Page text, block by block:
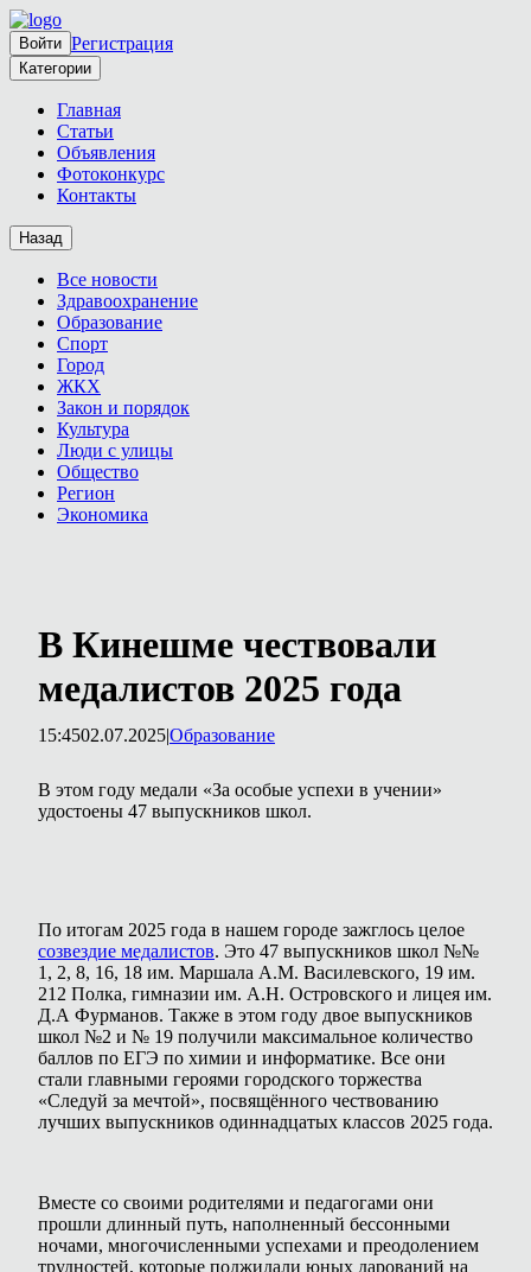
Войти Регистрация
Категории
Главная
Статьи
Объявления
Фотоконкурс
Контакты
Назад
Все новости
Здравоохранение
Образование
Спорт
Город
ЖКХ
Закон и порядок
Культура
Люди с улицы
Общество
Регион
Экономика
В Кинешме чествовали
медалистов 2025 года
15:4502.07.2025|Образование
В этом году медали «За особые успехи в учении»
удостоены 47 выпускников школ.
По итогам 2025 года в нашем городе зажглось целое
созвездие медалистов. Это 47 выпускников школ №№
1, 2, 8, 16, 18 им. Маршала А.М. Василевского, 19 им.
212 Полка, гимназии им. А.Н. Островского и лицея им.
Д.А Фурманов. Также в этом году двое выпускников
школ №2 и № 19 получили максимальное количество
баллов по ЕГЭ по химии и информатике. Все они
стали главными героями городского торжества
«Следуй за мечтой», посвящённого чествованию
лучших выпускников одиннадцатых классов 2025 года.
Вместе со своими родителями и педагогами они
прошли длинный путь, наполненный бессонными
ночами, многочисленными успехами и преодолением
трудностей, которые поджидали юных дарований на